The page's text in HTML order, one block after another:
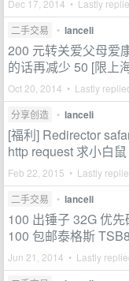
Dec 17, 2014 • Lastly
二手交易 • lanceli
200 元转关爱父母爱
的话再减少 50 [限上
Oct 20, 2014 • Lastly
分享创造 • lanceli
[福利] Redirector
http request 求小白鼠
Feb 22, 2015 • Lastly
二手交易 • lanceli
100 出锤子 32G 优
100 包邮泰格斯
Jun 21, 2014 • Lastly